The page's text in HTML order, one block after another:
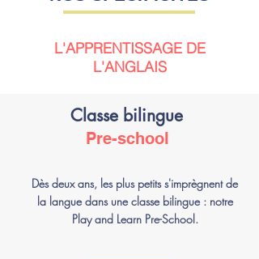
Classe bilingue
Pre-school
Dès deux ans, les plus petits s'imprègnent de
la langue dans une classe bilingue : notre
Play and Learn Pre-School.
L'APPRENTISSAGE DE
L'ANGLAIS